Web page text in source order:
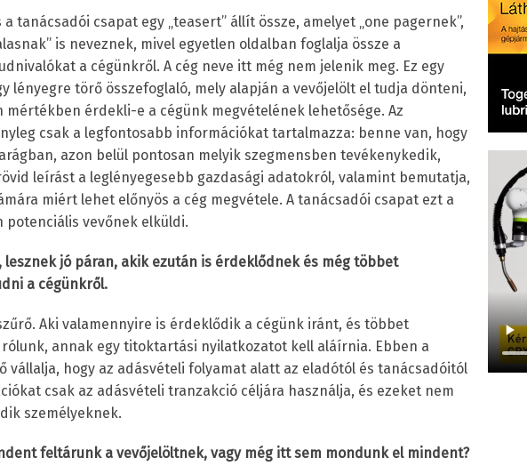
a tanácsadói csapat egy „teasert” állít össze, amelyet „one pagernek”,
is neveznek, mivel egyetlen oldalban foglalja össze a
a cégünkről. A cég neve itt még nem jelenik meg. Ez egy
lényegre törő összefoglaló, mely alapján a vevőjelölt el tudja dönteni,
mértékben érdekli-e a cégünk megvételének lehetősége. Az
csak a legfontosabb információkat tartalmazza: benne van, hogy
azon belül pontosan melyik szegmensben tevékenykedik,
leírást a leglényegesebb gazdasági adatokról, valamint bemutatja,
miért lehet előnyös a cég megvétele. A tanácsadói csapat ezt a
potenciális vevőnek elküldi.
lesznek jó páran, akik ezután is érdeklődnek és még többet
a cégünkről.
Aki valamennyire is érdeklődik a cégünk iránt, és többet
annak egy titoktartási nyilatkozatot kell aláírnia. Ebben a
vállalja, hogy az adásvételi folyamat alatt az eladótól és tanácsadóitól
csak az adásvételi tranzakció céljára használja, és ezeket nem
személyeknek.
feltárunk a vevőjelöltnek, vagy még itt sem mondunk el mindent?